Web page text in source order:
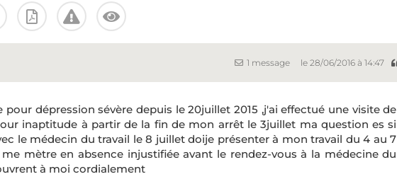
1 message le 28/06/2016 à 14:47
dépression sévère depuis le 20juillet 2015 ,j'ai effectué une visite de
inaptitude à partir de la fin de mon arrêt le 3juillet ma question es si
le médecin du travail le 8 juillet doije présenter à mon travail du 4 au 7
mètre en absence injustifiée avant le rendez-vous à la médecine du
à moi cordialement